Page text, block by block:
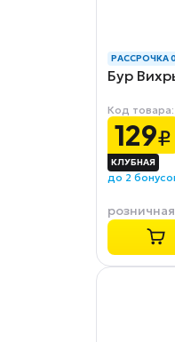
РАССРОЧКА
Бур
Код
129₽
до 2
розничная